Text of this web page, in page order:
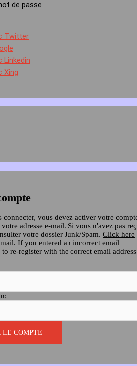
de passe
Twitter
Linkedin
Xing
connecter, vous devez activer votre
adresse e-mail. Si vous n'avez pas
votre dossier Junk/Spam. Click here
If you entered an incorrect email
re-register with the correct email